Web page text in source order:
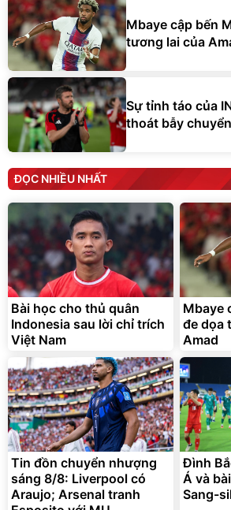
Mbaye cập bến
tương lai của
Sự tỉnh táo của
thoát bẫy
ĐỌC NHIỀU NHẤT
Bài học cho thủ quân
Indonesia sau lời chỉ trích
Việt Nam
Mbaye
đe dọa
Amad
Tin đồn chuyển nhượng
sáng 8/8: Liverpool có
Araujo; Arsenal tranh
Đình
Á và
Sang-